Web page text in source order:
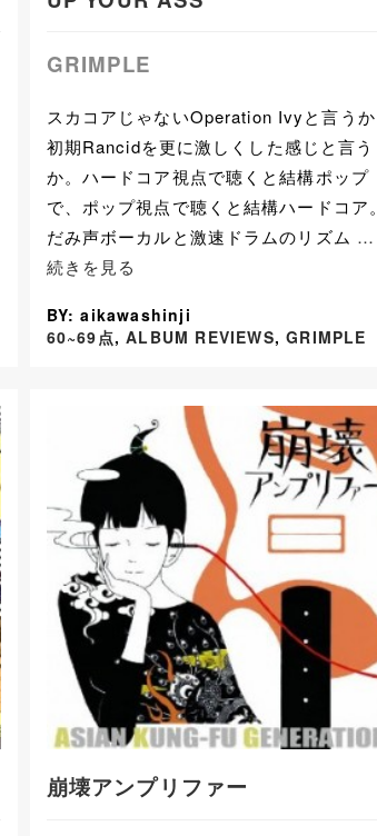
GRIMPLE
スカコアじゃないOperation Ivyと言うか
初期Rancidを更に激しくした感じと言う
か。ハードコア視点で聴くと結構ポップ
で、ポップ視点で聴くと結構ハードコア。
だみ声ボーカルと激速ドラムのリズム …
続きを見る
BY: aikawashinji
60~69点,ALBUM REVIEWS,GRIMPLE
崩壊アンプリファー